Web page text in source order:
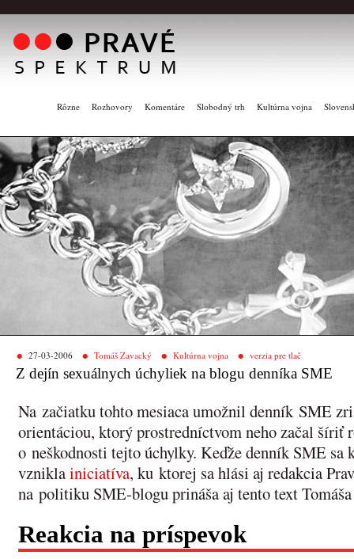
Rôzne Rozhovory Komentáre Slobodný trh Kultúrna vojna
27-03-2006 Tomáš Zavacký Kultúrna vojna verzia pre tlač
Z dejín sexuálnych úchyliek na blogu denníka SME
Na začiatku tohto mesiaca umožnil denník SME
orientáciou, ktorý prostredníctvom neho začal šíriť
o neškodnosti tejto úchylky. Keďže denník SME
vzniklainiciatíva, ku ktorej sa hlási aj redakcia
na politiku SME-blogu prináša aj tento text
Reakcia na príspevok